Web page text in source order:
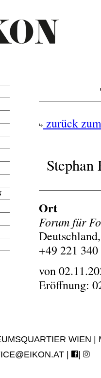
zurück
Ort
Forum für
+49 221
von
Eröffnung:
WIEN
| |